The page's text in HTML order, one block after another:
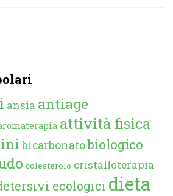
ansia antiage
attività fisica
bicarbonatobiologico
colesterolo cristalloterapia
ecologici dieta